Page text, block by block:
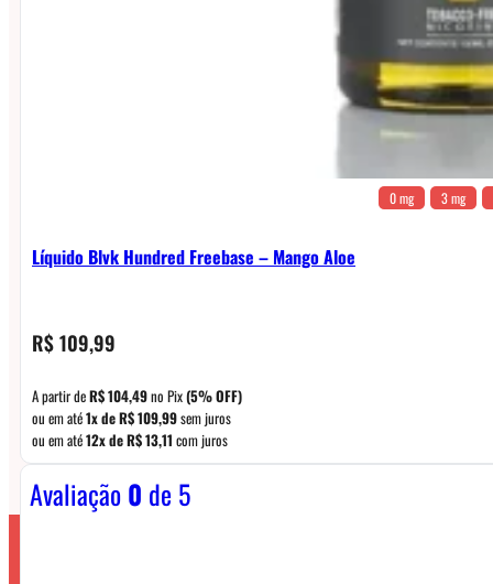
0 mg 3 mg
Líquido Blvk Hundred Freebase – Mango Aloe
R$109,99
A partir deR$104,49no Pix(5% OFF)
ou em até1x deR$109,99sem juros
ou em até12x deR$13,11 com juros
Avaliação0 de 5